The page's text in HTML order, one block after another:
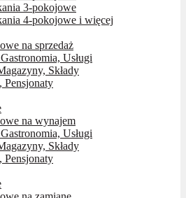
3-pokojowe
4-pokojowe i więcej
na sprzedaż
Usługi
Składy
Pensjonaty
na wynajem
Usługi
Składy
Pensjonaty